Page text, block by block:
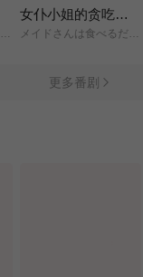
女仆小姐的贪吃日常
メイドさんは食べるだけ/
更多番剧